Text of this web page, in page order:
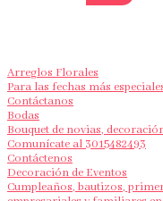
Arreglos Florales
Para las fechas más
Contáctanos
Bodas
Bouquet de novias,
Comunícate al 3015482493
Contáctenos
Decoración de Eventos
Cumpleaños, bautizos,